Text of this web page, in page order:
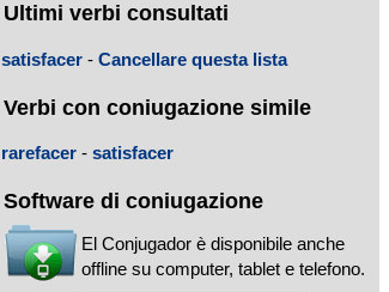
Ultimi verbi consultati
satisfacer - Cancellare questa lista
Verbi con coniugazione simile
rarefacer - satisfacer
Software di coniugazione
El Conjugador è disponibile anche
offline su computer, tablet e telefono.